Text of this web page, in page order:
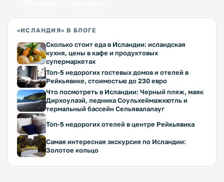
«ИСЛАНДИЯ» В БЛОГЕ
Сколько стоит еда в Исландии: исландская
кухня, цены в кафе и продуктовых
супермаркетах
Топ-5 недорогих гостевых домов и отелей в
Рейкьявике, стоимостью до 230 евро
Что посмотреть в Исландии: Черный пляж, маяк
Дирхоулаэй, ледника Соульхеймажкютль и
термальный бассейн Сельявалалауг
Топ-5 недорогих отелей в центре Рейкьявика
Самая интересная экскурсия по Исландии:
Золотое кольцо